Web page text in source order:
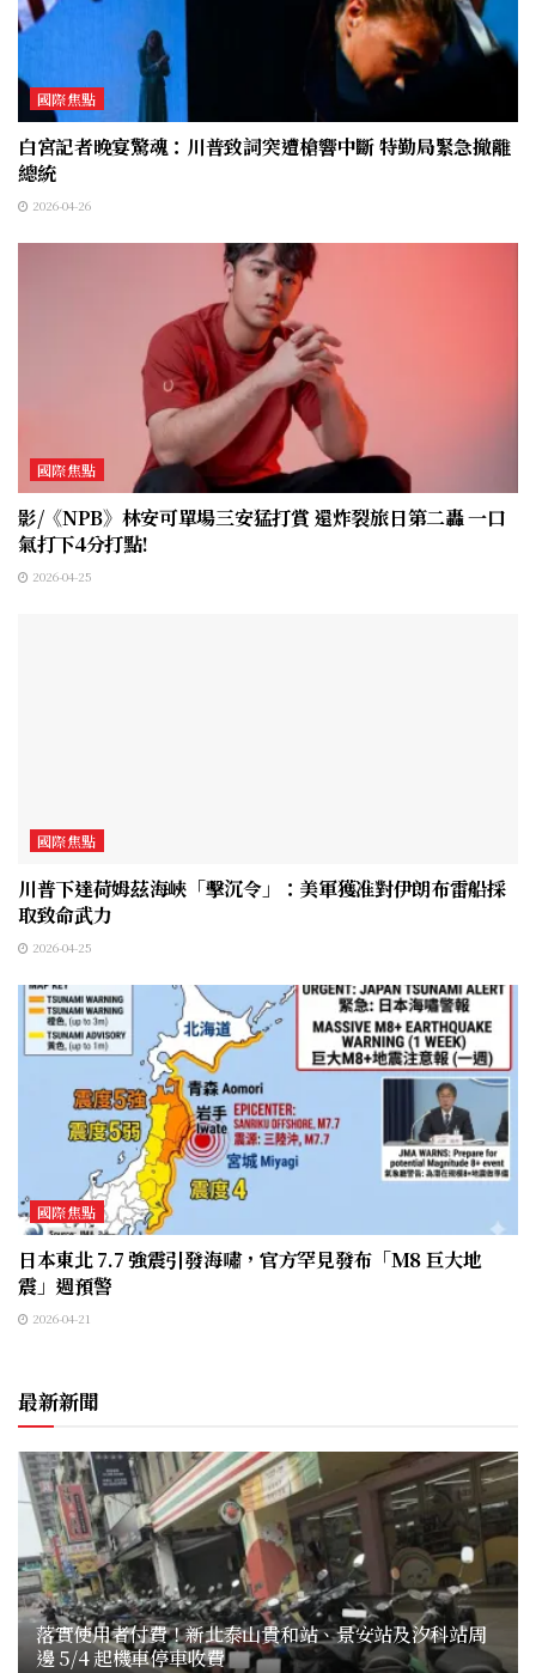
國際焦點
白宮記者晚宴驚魂：川普致詞突遭槍響中斷 特勤局緊急撤離
總統
2026-04-26
國際焦點
影/《NPB》林安可單場三安猛打賞 還炸裂旅日第二轟 一口
氣打下4分打點!
2026-04-25
國際焦點
川普下達荷姆茲海峽「擊沉令」：美軍獲准對伊朗布雷船採
取致命武力
2026-04-25
國際焦點
日本東北 7.7 強震引發海嘯，官方罕見發布「M8 巨大地
震」週預警
2026-04-21
最新新聞
落實使用者付費！新北泰山貴和站、景安站及汐科站周
邊 5/4 起機車停車收費